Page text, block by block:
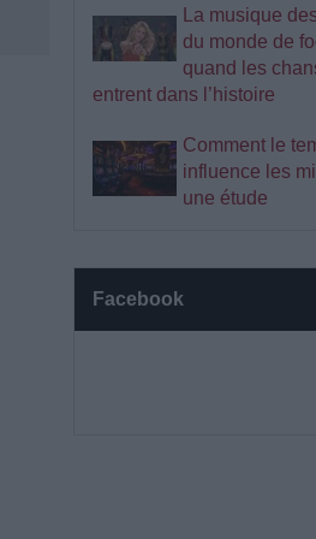
La musique
du monde de
quand les
entrent dans l’histoire
Comment le
influence les
une étude
Facebook